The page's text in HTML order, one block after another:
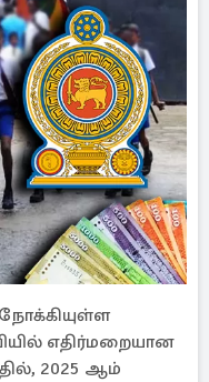
எதிர்மறையான
2025 ஆம்